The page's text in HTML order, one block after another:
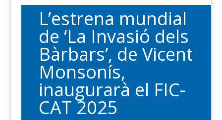
L’estrena mundial
de ‘La Invasió dels
Bàrbars’, de Vicent
Monsonís,
inaugurarà el FIC-
CAT 2025